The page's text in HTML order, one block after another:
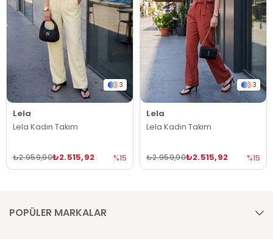
3
Lela
Lela Kadın Takım
₺2.515,92
₺2.959,90 %15
3
Lela
Lela Kadın Takım
₺2.515,92
₺2.959,90 %15
POPÜLER MARKALAR